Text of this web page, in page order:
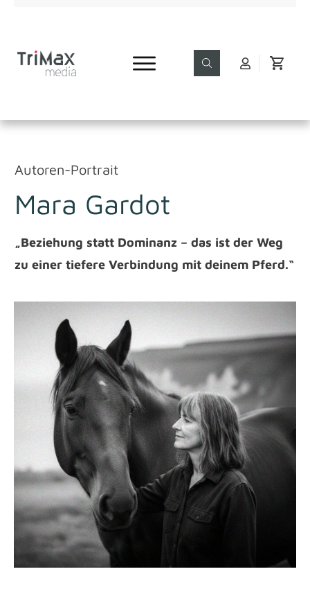
Autoren-Portrait
Mara Gardot
„Beziehung statt Dominanz – das ist der Weg
zu einer tiefere Verbindung mit deinem Pferd.“